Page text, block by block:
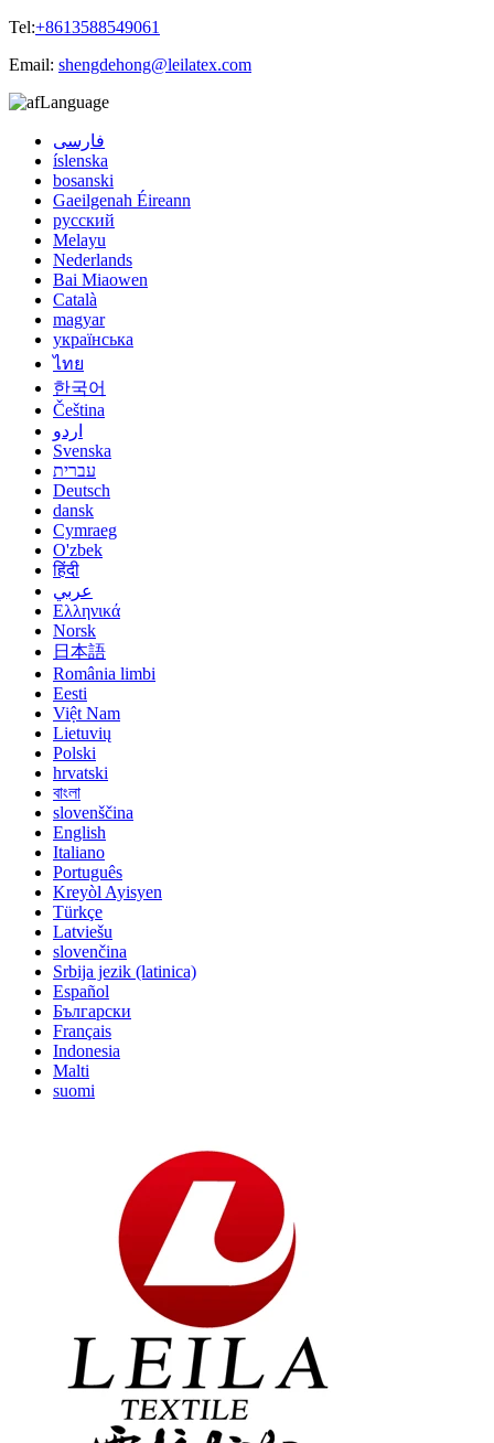
Tel:+8613588549061
Email: shengdehong@leilatex.com
Language
فارسی
íslenska
bosanski
Gaeilgenah Éireann
русский
Melayu
Nederlands
Bai Miaowen
Català
magyar
українська
ไทย
한국어
Čeština
اردو
Svenska
עברית
Deutsch
dansk
Cymraeg
O'zbek
हिंदी
عربي
Ελληνικά
Norsk
日本語
România limbi
Eesti
Việt Nam
Lietuvių
Polski
hrvatski
বাংলা
slovenščina
English
Italiano
Português
Kreyòl Ayisyen
Türkçe
Latviešu
slovenčina
Srbija jezik (latinica)
Español
Български
Français
Indonesia
Malti
suomi